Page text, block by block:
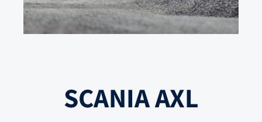
SCANIA AXL